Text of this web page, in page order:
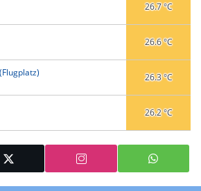
26.7 °C
26.6 °C
26.3 °C
26.2 °C